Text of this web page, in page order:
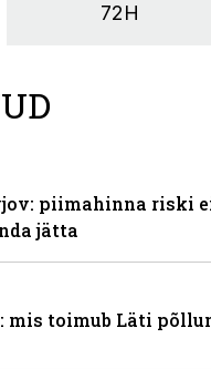
72H
piimahinna riski
jätta
mis toimub Läti